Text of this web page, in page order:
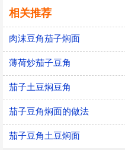
相关推荐
肉沫豆角茄子焖面
薄荷炒茄子豆角
茄子土豆焖豆角
茄子豆角焖面的做法
茄子豆角土豆焖面